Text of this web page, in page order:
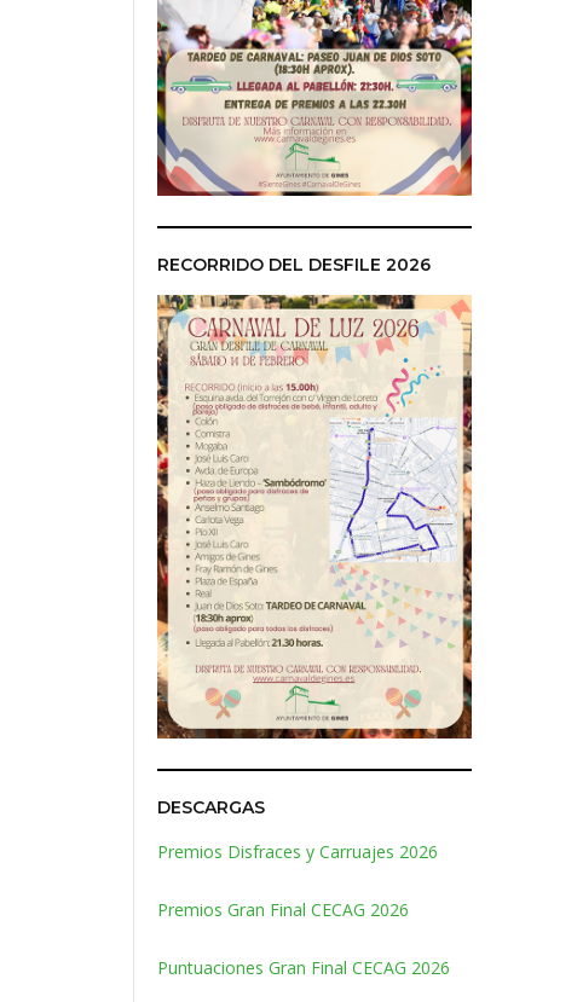
RECORRIDO DEL DESFILE 2026
DESCARGAS
Premios Disfraces y Carruajes 2026
Premios Gran Final CECAG 2026
Puntuaciones Gran Final CECAG 2026